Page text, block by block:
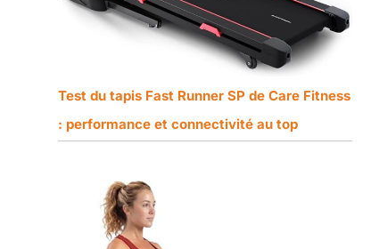
Test du tapis Fast Runner SP de Care Fitness
: performance et connectivité au top